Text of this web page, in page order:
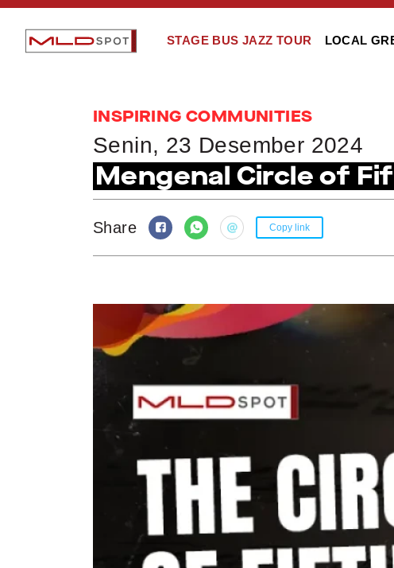
STAGE BUS JAZZ TOUR LOCAL
INSPIRING COMMUNITIES
Senin, 23 Desember 2024
Mengenal Circle of
Share Copy link